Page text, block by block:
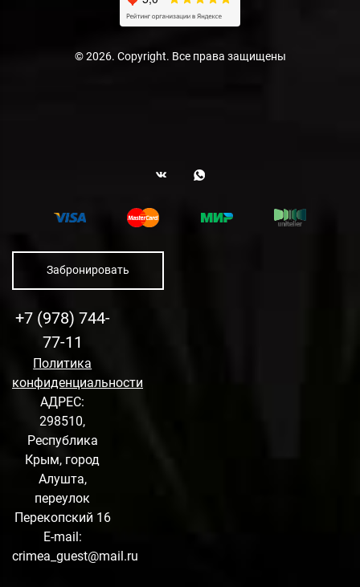
© 2026. Copyright. Все права защищены
Забронировать
+7 (978) 744-
77-11
Политика
конфиденциальности
АДРЕС:
298510,
Республика
Крым, город
Алушта,
переулок
Перекопский 16
E-mail:
crimea_guest@mail.ru